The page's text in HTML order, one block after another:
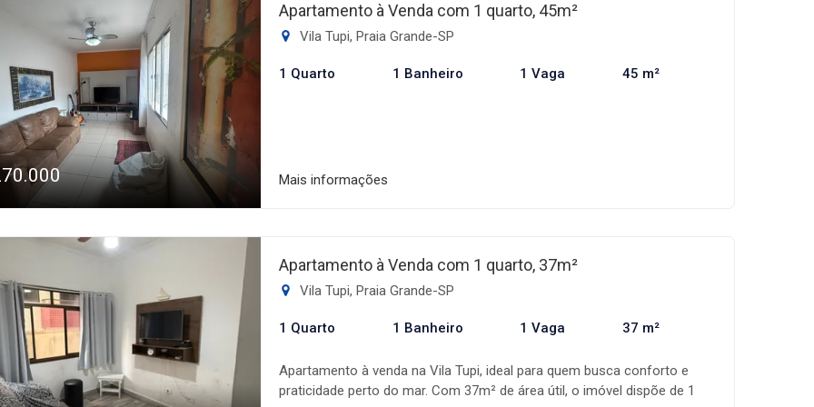
completa, com piscina, sauna, salão de jogos, salão de festas, mini
mercado e espaço com churrasqueira, garantindo praticidade e
Apartamento à Venda com 1 quarto, 45m²
Vila Tupi, Praia Grande-SP
1 Quarto 1 Banheiro 1 Vaga 45 m²
Mais informações
Apartamento à Venda com 1 quarto, 37m²
Vila Tupi, Praia Grande-SP
1 Quarto 1 Banheiro 1 Vaga 37 m²
Apartamento à venda na Vila Tupi, ideal para quem busca conforto e
praticidade perto do mar. Com 37m² de área útil, o imóvel dispõe de 1